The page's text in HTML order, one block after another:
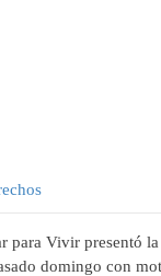
para Vivir presentó
domingo con